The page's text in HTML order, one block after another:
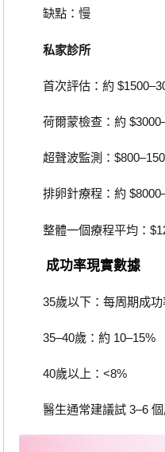
缺點：慢
私家診所
首次評估：約
荷爾蒙檢查：約
超聲波監測：
排卵針療程：約
整體一個療程平均：
成功率現實數據
35歲以下：每周期成功
35–40歲：約 10–15%
40歲以上：<8%
醫生通常建議試 3–6 個